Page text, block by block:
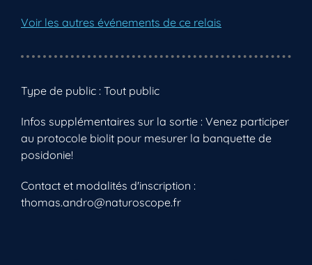
Voir les autres événements de ce relais
Type de public : Tout public
Infos supplémentaires sur la sortie : Venez participer
au protocole biolit pour mesurer la banquette de
posidonie!
Contact et modalités d'inscription :
thomas.andro@naturoscope.fr